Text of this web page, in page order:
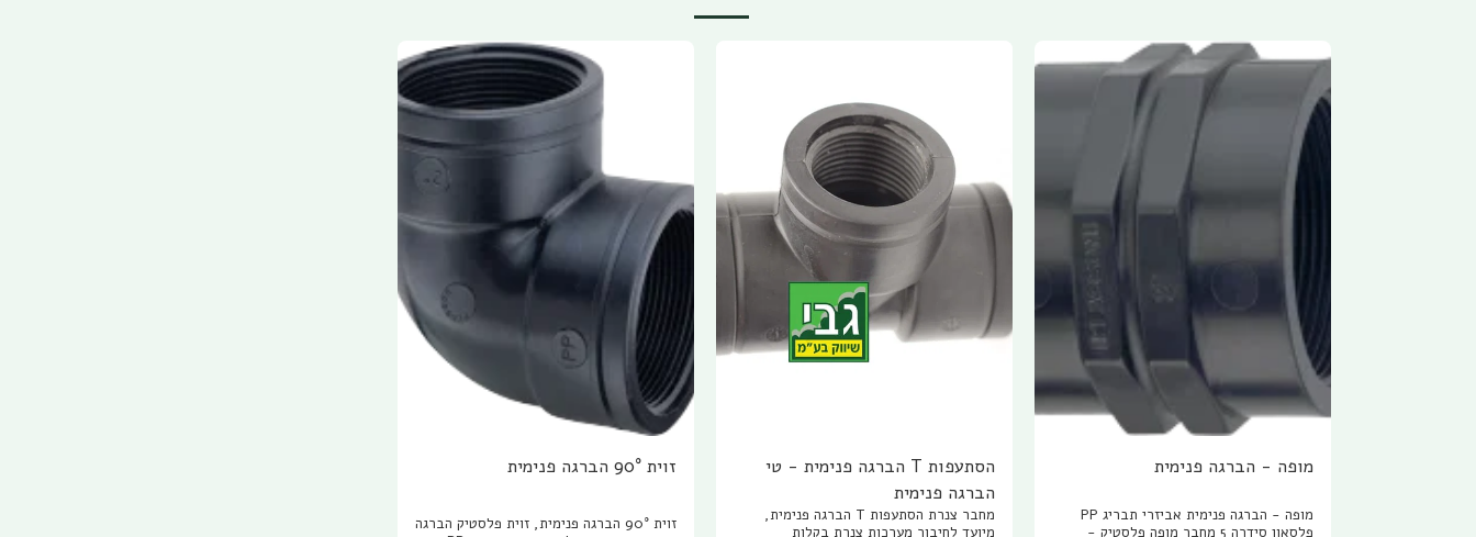
מופה - הברגה פנימית
מופה - הברגה פנימית אביזרי תבריג PP
פלסאון סידרה 5 מחבר מופה פלסטיק -
הסתעפות T הברגה פנימית - טי
הברגה פנימית
מחבר צנרת הסתעפות T הברגה פנימית,
מיועד לחיבור מערכות צנרת בקלות
זוית 90° הברגה פנימית
זוית 90° הברגה פנימית, זוית פלסטיק הברגה